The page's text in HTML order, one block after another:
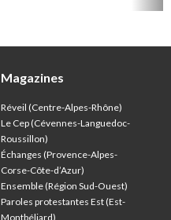
Magazines
Réveil (Centre-Alpes-Rhône)
Le Cep (Cévennes-Languedoc-
Roussillon)
Échanges (Provence-Alpes-
Corse-Côte-d’Azur)
Ensemble (Région Sud-Ouest)
Paroles protestantes Est (Est-
Montbéliard)